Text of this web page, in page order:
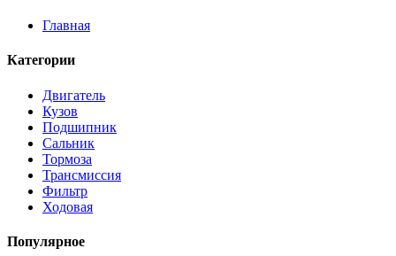
Главная
Категории
Двигатель
Кузов
Подшипник
Сальник
Тормоза
Трансмиссия
Фильтр
Ходовая
Популярное